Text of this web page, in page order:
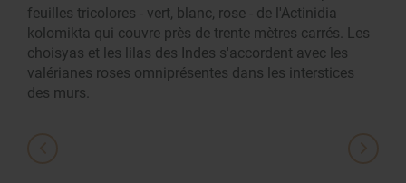
feuilles tricolores - vert, blanc, rose - de l'Actinidia
kolomikta qui couvre près de trente mètres carrés. Les
choisyas et les lilas des Indes s'accordent avec les
valérianes roses omniprésentes dans les interstices
des murs.